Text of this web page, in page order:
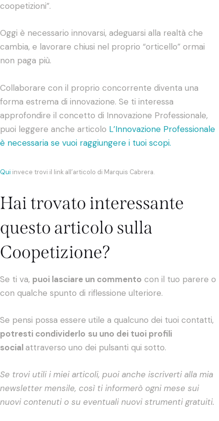
coopetizioni”.
Oggi è necessario innovarsi, adeguarsi alla realtà che
cambia, e lavorare chiusi nel proprio “orticello” ormai
non paga più.
Collaborare con il proprio concorrente diventa una
forma estrema di innovazione. Se ti interessa
approfondire il concetto di Innovazione Professionale,
puoi leggere anche articolo L’Innovazione Professionale
è necessaria se vuoi raggiungere i tuoi scopi.
Qui invece trovi il link all’articolo di Marquis Cabrera.
Hai trovato interessante
questo articolo sulla
Coopetizione?
Se ti va, puoi lasciare un commento con il tuo parere o
con qualche spunto di riflessione ulteriore.
Se pensi possa essere utile a qualcuno dei tuoi contatti,
potresti condividerlo su uno dei tuoi profili
socialattraverso uno dei pulsanti qui sotto.
Se trovi utili i miei articoli, puoi anche iscriverti alla mia
newsletter mensile, così ti informerò ogni mese sui
nuovi contenuti o su eventuali nuovi strumenti gratuiti.